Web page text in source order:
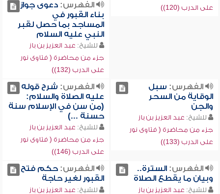
على الدرب (120))
الفهرس:دعوى جواز
بناء القبور في
المساجد بما حصل لقبر
النبي عليه السلام
للشيخ: عبد العزيز بن باز
جزء من محاضرة ( فتاوى نور
على الدرب (132))
الفهرس: سبل
الوقاية من السحر
والجن
للشيخ: عبد العزيز بن باز
جزء من محاضرة ( فتاوى نور
على الدرب (133))
الفهرس: شرح قوله
عليه الصلاة والسلام:
(من سن في الإسلام سنة
حسنة ...)
للشيخ: عبد العزيز بن باز
جزء من محاضرة ( فتاوى نور
على الدرب (146))
الفهرس:السترة..
وبيان ما يقطع الصلاة
للشيخ: عبد العزيز بن باز
الفهرس:حكم فتح
القبور لغير حاجة
للشيخ: عبد العزيز بن باز